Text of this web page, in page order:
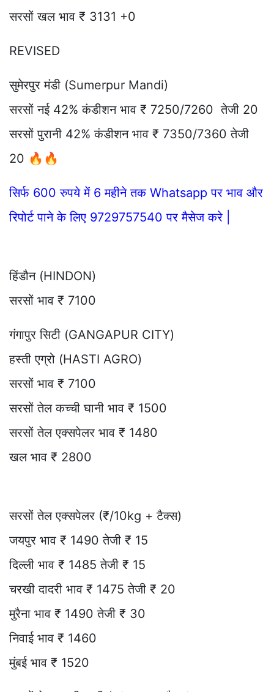
सरसों खल भाव ₹ 3131 +0
REVISED
सुमेरपुर मंडी (Sumerpur Mandi)
सरसों नई 42% कंडीशन भाव ₹ 7250/7260 तेजी 20
सरसों पुरानी 42% कंडीशन भाव ₹ 7350/7360 तेजी
20 🔥🔥
सिर्फ 600 रुपये में 6 महीने तक Whatsapp पर भाव और
रिपोर्ट पाने के लिए 9729757540 पर मैसेज करे |
हिंडौन (HINDON)
सरसों भाव ₹ 7100
गंगापुर सिटी (GANGAPUR CITY)
हस्ती एग्रो (HASTI AGRO)
सरसों भाव ₹ 7100
सरसों तेल कच्ची घानी भाव ₹ 1500
सरसों तेल एक्सपेलर भाव ₹ 1480
खल भाव ₹ 2800
सरसों तेल एक्सपेलर (₹/10kg + टैक्स)
जयपुर भाव ₹ 1490 तेजी ₹ 15
दिल्ली भाव ₹ 1485 तेजी ₹ 15
चरखी दादरी भाव ₹ 1475 तेजी ₹ 20
मुरैना भाव ₹ 1490 तेजी ₹ 30
निवाई भाव ₹ 1460
मुंबई भाव ₹ 1520